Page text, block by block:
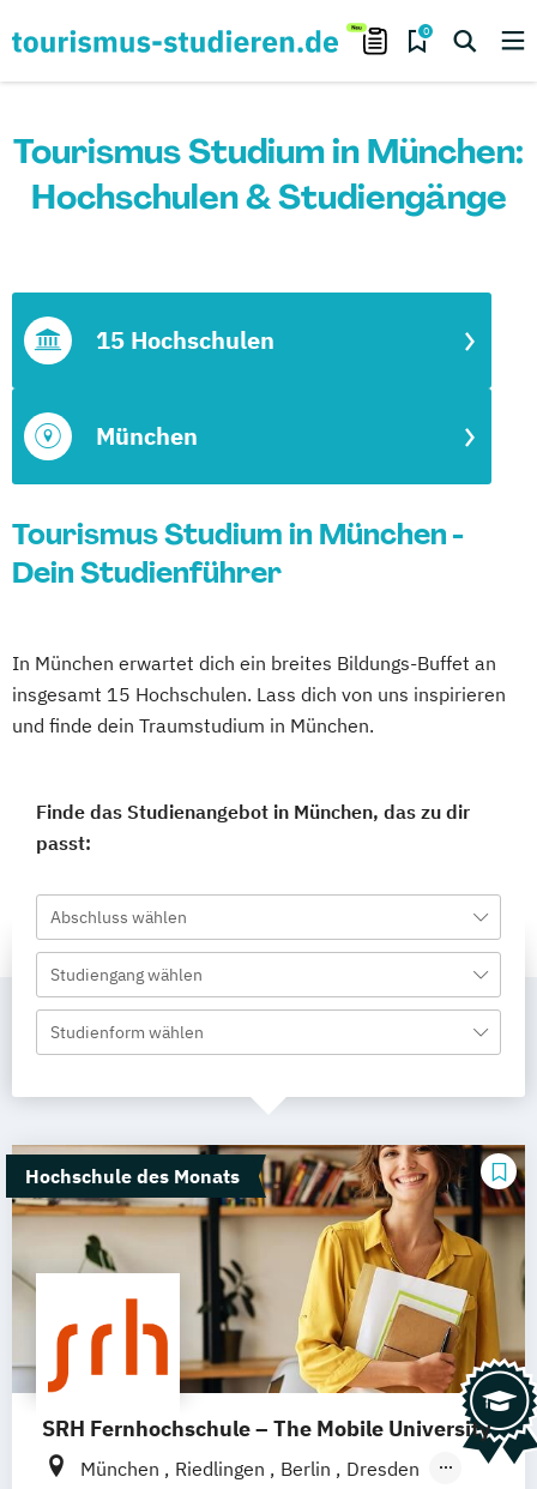
0
Tourismus Studium in München:
Hochschulen & Studiengänge
München
15 Hochschulen
Tourismus Studium in München -
Dein Studienführer
In München erwartet dich ein breites Bildungs-Buffet an
insgesamt 15 Hochschulen. Lass dich von uns inspirieren
und finde dein Traumstudium in München.
Finde das Studienangebot in München, das zu dir
passt:
Abschluss wählen
Studiengang wählen
Studienform wählen
Hochschule des Monats
SRH Fernhochschule – The Mobile University
München Riedlingen Berlin
Dresden